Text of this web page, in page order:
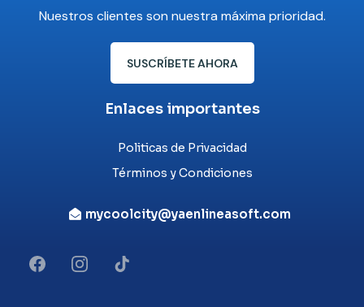
Nuestros clientes son nuestra máxima prioridad.
SUSCRÍBETE AHORA
Enlaces importantes
Politicas de Privacidad
Términos y Condiciones
mycoolcity@yaenlineasoft.com